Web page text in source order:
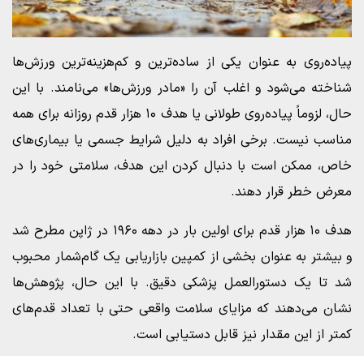
پیاده‌روی به عنوان یکی از ساده‌ترین و کم‌هزینه‌ترین ورزش‌ها
شناخته می‌شود و اغلب آن را «مادر ورزش‌ها» می‌نامند. با این
حال، لزوماً پیاده‌روی طولانی یا هدف ۱۰ هزار قدم روزانه برای همه
مناسب نیست. برخی افراد به دلیل شرایط جسمی یا بیماری‌های
خاص، ممکن است با دنبال کردن این هدف، سلامتی خود را در
معرض خطر قرار دهند.
هدف ۱۰ هزار قدم برای اولین بار در دهه ۱۹۶۰ در ژاپن مطرح شد
و بیشتر به عنوان بخشی از کمپین بازاریابی یک گام‌شمار محبوب
شد تا یک دستورالعمل پزشکی دقیق. با این حال، پژوهش‌ها
نشان می‌دهند که مزایای سلامت واقعی حتی با تعداد قدم‌های
کمتر از این مقدار نیز قابل دستیابی است.